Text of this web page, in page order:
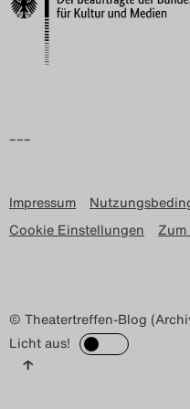
–––
Impressum
Cookie Einstellungen
© Theatertreffen-Blog
Licht aus!
↑